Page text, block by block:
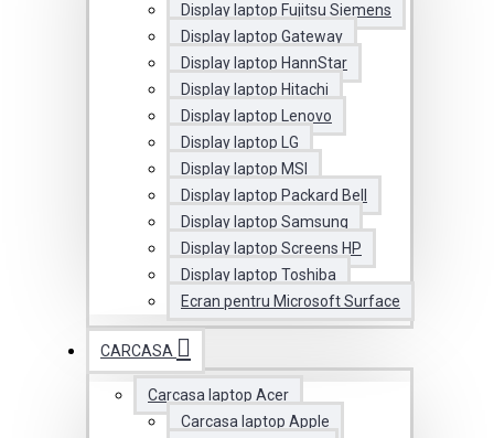
Display laptop Fujitsu Siemens
Display laptop Gateway
Display laptop HannStar
Display laptop Hitachi
Display laptop Lenovo
Display laptop LG
Display laptop MSI
Display laptop Packard Bell
Display laptop Samsung
Display laptop Screens HP
Display laptop Toshiba
Ecran pentru Microsoft Surface
CARCASA
Carcasa laptop Acer
Carcasa laptop Apple